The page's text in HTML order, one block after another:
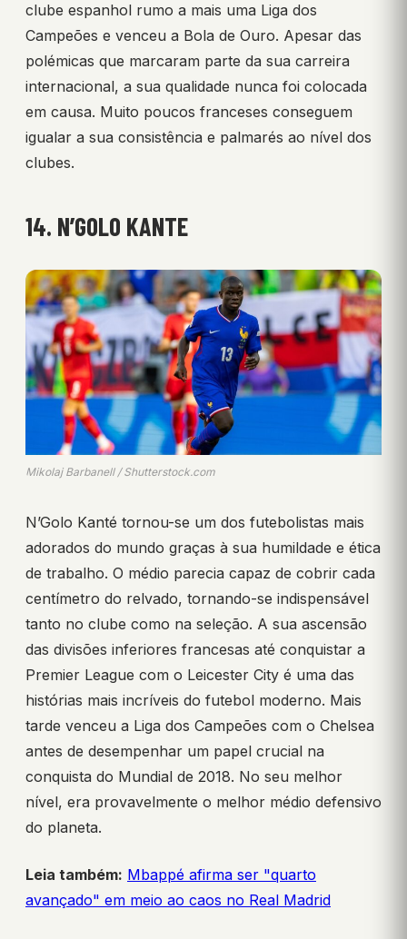
clube espanhol rumo a mais uma Liga dos
Campeões e venceu a Bola de Ouro. Apesar das
polémicas que marcaram parte da sua carreira
internacional, a sua qualidade nunca foi colocada
em causa. Muito poucos franceses conseguem
igualar a sua consistência e palmarés ao nível dos
clubes.
14. N’GOLO KANTE
Mikolaj Barbanell / Shutterstock.com
N’Golo Kanté tornou-se um dos futebolistas mais
adorados do mundo graças à sua humildade e ética
de trabalho. O médio parecia capaz de cobrir cada
centímetro do relvado, tornando-se indispensável
tanto no clube como na seleção. A sua ascensão
das divisões inferiores francesas até conquistar a
Premier League com o Leicester City é uma das
histórias mais incríveis do futebol moderno. Mais
tarde venceu a Liga dos Campeões com o Chelsea
antes de desempenhar um papel crucial na
conquista do Mundial de 2018. No seu melhor
nível, era provavelmente o melhor médio defensivo
do planeta.
Leia também: Mbappé afirma ser "quarto
avançado" em meio ao caos no Real Madrid